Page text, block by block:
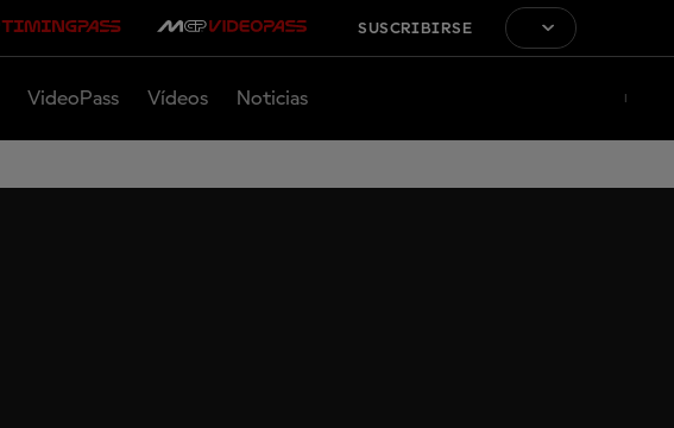
SUSCRIBIRSE
VideoPass Vídeos Noticias